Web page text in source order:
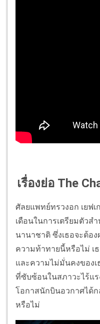
เรื่องย่อ The
ศัลยแพทย์ทรวงอก เยฟเ
เดือนในการเตรียมตัวส
นานาชาติ ซึ่งเธอจะต้อ
ความท้าทายนี้หรือไม่ เ
และความไม่มั่นคงของเ
ที่ซับซ้อนในสภาวะไร้แ
โอกาสนักบินอวกาศได้
หรือไม่